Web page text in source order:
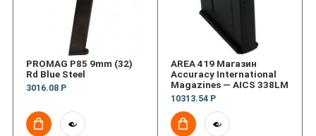
PROMAG P85 9mm (32)
Rd Blue Steel
3016.08 Р
AREA 419 Магазин
Accuracy International
Magazines — AICS 338LM
10313.54 Р